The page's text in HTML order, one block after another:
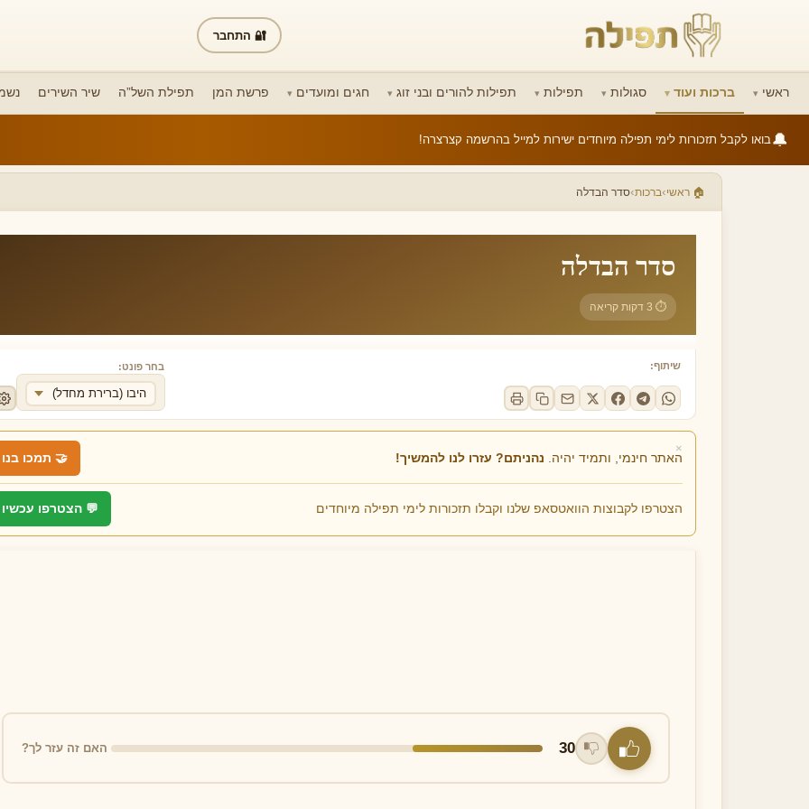
🔐 התחבר
ראשי ברכות ועוד סגולות תפילות תפילות להורים ובני זוג חגים ומועדים פרשת המן תפילת השל”ה שיר השירים
🔔בואו לקבל תזכורות לימי תפילה מיוחדים ישירות למייל בהרשמה קצרצרה!
🏠 ראשי›ברכות›סדר הבדלה
סדר הבדלה
⏱ 3 דקות קריאה
שיתוף: בחר פונט:
היבו (ברירת מחדל)
×
האתר חינמי, ותמיד יהיה. נהניתם? עזרו לנו להמשיך! 🤝 תמכו בנו
הצטרפו לקבוצות הוואטסאפ שלנו וקבלו תזכורות לימי תפילה מיוחדים 💬 הצטרפו עכשיו
30